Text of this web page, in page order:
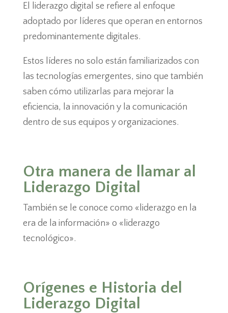
El liderazgo digital se refiere al enfoque
adoptado por líderes que operan en entornos
predominantemente digitales.
Estos líderes no solo están familiarizados con
las tecnologías emergentes, sino que también
saben cómo utilizarlas para mejorar la
eficiencia, la innovación y la comunicación
dentro de sus equipos y organizaciones.
Otra manera de llamar al
Liderazgo Digital
También se le conoce como «liderazgo en la
era de la información» o «liderazgo
tecnológico».
Orígenes e Historia del
Liderazgo Digital